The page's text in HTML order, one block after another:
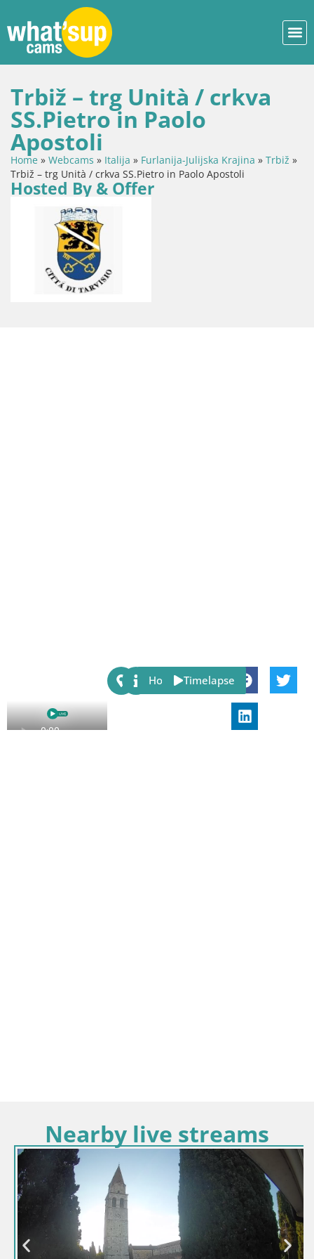
Trbiž – trg Unità / crkva
SS.Pietro in Paolo
Apostoli
Home » Webcams » Italija » Furlanija-Julijska Krajina » Trbiž »
Trbiž – trg Unità / crkva SS.Pietro in Paolo Apostoli
Hosted By & Offer
Share:
Host Timelapse
Nearby live streams